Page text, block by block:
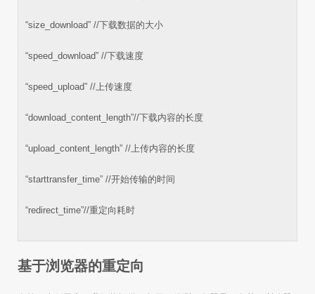
“size_download” //下载数据的大小
“speed_download” //下载速度
“speed_upload” //上传速度
“download_content_length”//下载内容的长度
“upload_content_length” //上传内容的长度
“starttransfer_time” //开始传输的时间
“redirect_time”//重定向耗时
基于浏览器的重定向